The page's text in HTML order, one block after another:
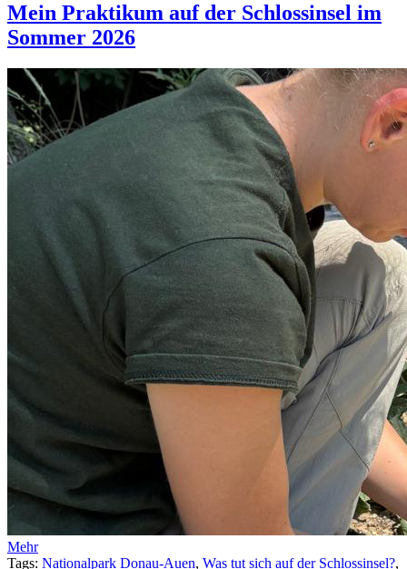
Mein Praktikum auf der Schlossinsel im
Sommer 2026
Mehr
Tags: Nationalpark Donau-Auen, Was tut sich auf der Schlossinsel?,